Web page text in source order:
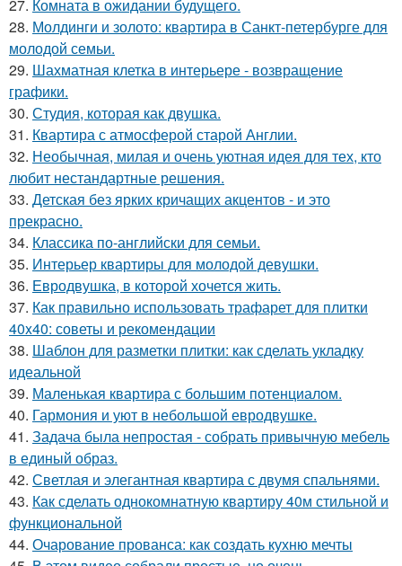
27. Комната в ожидании будущего.
28. Молдинги и золото: квартира в Санкт-петербурге для
молодой семьи.
29. Шахматная клетка в интерьере - возвращение
графики.
30. Студия, которая как двушка.
31. Квартира с атмосферой старой Англии.
32. Необычная, милая и очень уютная идея для тех, кто
любит нестандартные решения.
33. Детская без ярких кричащих акцентов - и это
прекрасно.
34. Классика по-английски для семьи.
35. Интерьер квартиры для молодой девушки.
36. Евродвушка, в которой хочется жить.
37. Как правильно использовать трафарет для плитки
40x40: советы и рекомендации
38. Шаблон для разметки плитки: как сделать укладку
идеальной
39. Маленькая квартира с большим потенциалом.
40. Гармония и уют в небольшой евродвушке.
41. Задача была непростая - собрать привычную мебель
в единый образ.
42. Светлая и элегантная квартира с двумя спальнями.
43. Как сделать однокомнатную квартиру 40м стильной и
функциональной
44. Очарование прованса: как создать кухню мечты